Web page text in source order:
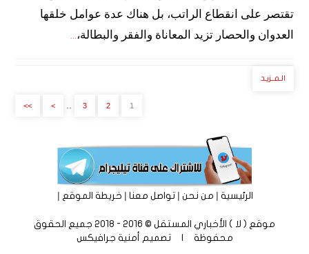
تقتصر على انقطاع الراتب، بل هناك عدة عوامل خلقها
العدوان والحصار تزيد المعاناة والفقر والبطالة،...
الـمــزيـد
1
2
3
..
>
>>
الرئيسية|من نحن|تواصل معنا|خريطة الموقع |
موقع ( لا ) الأخباري المستقل © 2016 - 2018 جميع الحقوق
محفوظة | تصميم أمنية جرافيكس